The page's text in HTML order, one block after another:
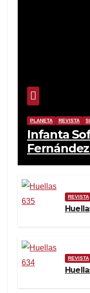
PLANETA REVISTA
Infanta
de la
REVISTA
REVISTA